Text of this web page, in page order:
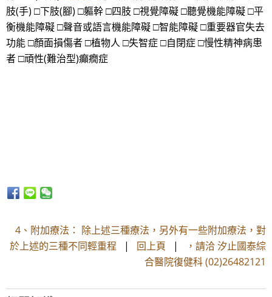
肢(手) □下肢(腳) □軀幹 □四肢 □視覺障礙 □聽覺機能障礙 □平
衡機能障礙 □聲音或語言機能障礙 □智能障礙 □重要器官失去
功能 □顏面損傷者 □植物人 □失智症 □自閉症 □慢性精神病患
者 □頑性(難治型)癲癇症
4、附加療法： 除上述三種療法，另外有一些附加療法，對
於上述的三種不同輕重程 | 回上頁 |
，請洽 汐止國泰綜
合醫院復健科 (02)26482121